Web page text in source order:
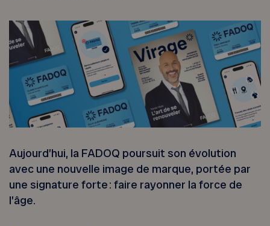
Aujourd’hui, la FADOQ poursuit son évolution
avec une nouvelle image de marque, portée par
une signature forte : faire rayonner la force de
l’âge.